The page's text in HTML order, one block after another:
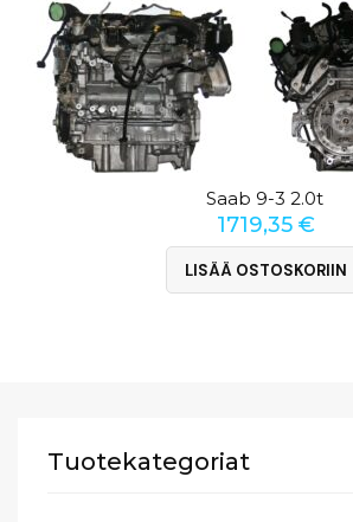
Saab 9-3 2.0t
1719,35 €
LISÄÄ OSTOSKORIIN
Tuotekategoriat